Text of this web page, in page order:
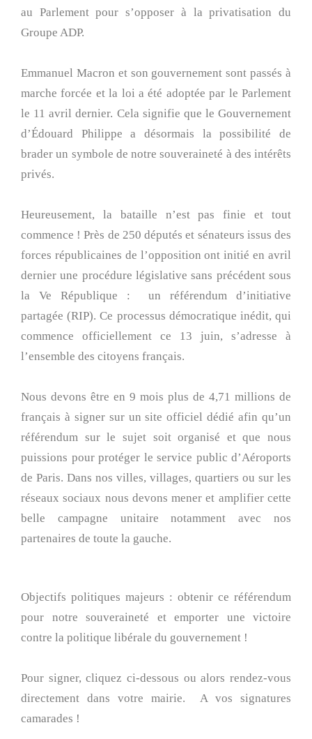
au Parlement pour s’opposer à la privatisation du
Groupe ADP.
Emmanuel Macron et son gouvernement sont passés à
marche forcée et la loi a été adoptée par le Parlement
le 11 avril dernier. Cela signifie que le Gouvernement
d’Édouard Philippe a désormais la possibilité de
brader un symbole de notre souveraineté à des intérêts
privés.
Heureusement, la bataille n’est pas finie et tout
commence ! Près de 250 députés et sénateurs issus des
forces républicaines de l’opposition ont initié en avril
dernier une procédure législative sans précédent sous
la Ve République : un référendum d’initiative
partagée (RIP). Ce processus démocratique inédit, qui
commence officiellement ce 13 juin, s’adresse à
l’ensemble des citoyens français.
Nous devons être en 9 mois plus de 4,71 millions de
français à signer sur un site officiel dédié afin qu’un
référendum sur le sujet soit organisé et que nous
puissions pour protéger le service public d’Aéroports
de Paris. Dans nos villes, villages, quartiers ou sur les
réseaux sociaux nous devons mener et amplifier cette
belle campagne unitaire notamment avec nos
partenaires de toute la gauche.
Objectifs politiques majeurs : obtenir ce référendum
pour notre souveraineté et emporter une victoire
contre la politique libérale du gouvernement !
Pour signer, cliquez ci-dessous ou alors rendez-vous
directement dans votre mairie.
A vos signatures
camarades !